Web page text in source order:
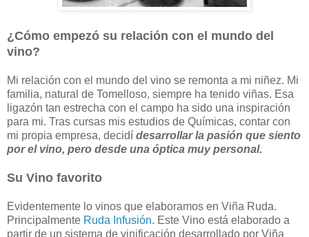
¿Cómo empezó su relación con el mundo del
vino?
Mi relación con el mundo del vino se remonta a mi niñez. Mi
familia, natural de Tomelloso, siempre ha tenido viñas. Esa
ligazón tan estrecha con el campo ha sido una inspiración
para mi. Tras cursas mis estudios de Químicas, contar con
mi propia empresa, decidí desarrollar la pasión que siento
por el vino, pero desde una óptica muy personal.
Su Vino favorito
Evidentemente lo vinos que elaboramos en Viña Ruda.
Principalmente Ruda Infusión. Este Vino está elaborado a
partir de un sistema de vinificación desarrollado por Viña